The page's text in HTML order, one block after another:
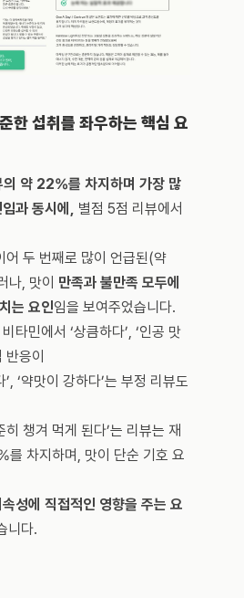
섭취를 좌우하는 핵심 요
의 약 22%를 차지하며 가장 많
과 동시에, 별점 5점 리뷰에서
어 두 번째로 많이 언급된(약
나, 맛이 만족과 불만족 모두에
는 요인임을 보여주었습니다.
타민에서 ‘상큼하다’, ‘인공 맛
반응이
‘약맛이 강하다’는 부정 리뷰도
히 챙겨 먹게 된다’는 리뷰는 재
를 차지하며, 맛이 단순 기호 요
성에 직접적인 영향을 주는 요
니다.